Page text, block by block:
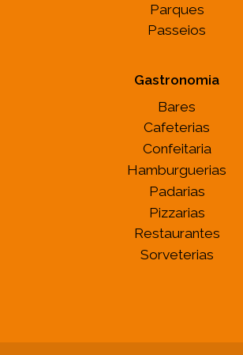
Parques
Passeios
Gastronomia
Bares
Cafeterias
Confeitaria
Hamburguerias
Padarias
Pizzarias
Restaurantes
Sorveterias